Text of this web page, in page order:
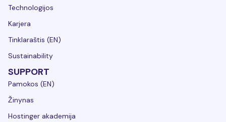
Technologijos
Karjera
Tinklaraštis (EN)
Sustainability
SUPPORT
Pamokos (EN)
Žinynas
Hostinger akademija